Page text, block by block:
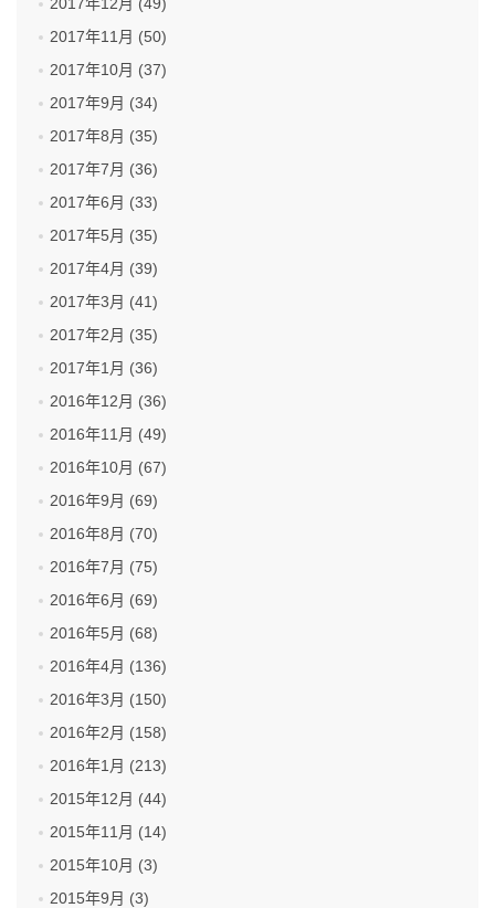
2017年11月 (50)
2017年10月 (37)
2017年9月 (34)
2017年8月 (35)
2017年7月 (36)
2017年6月 (33)
2017年5月 (35)
2017年4月 (39)
2017年3月 (41)
2017年2月 (35)
2017年1月 (36)
2016年12月 (36)
2016年11月 (49)
2016年10月 (67)
2016年9月 (69)
2016年8月 (70)
2016年7月 (75)
2016年6月 (69)
2016年5月 (68)
2016年4月 (136)
2016年3月 (150)
2016年2月 (158)
2016年1月 (213)
2015年12月 (44)
2015年11月 (14)
2015年10月 (3)
2015年9月 (3)